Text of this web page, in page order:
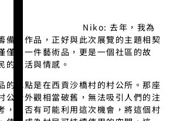
Niko: 去年，我為
備的作品，正好與此次展覽的主題相契
僅是一件藝術品，更是一個社區的故
的生活與情感。
的地點是在西貢沙橋村的村公所。那座
公所外觀相當破舊，無法吸引人們的注
，是否有可能利用這次機會，將這個村